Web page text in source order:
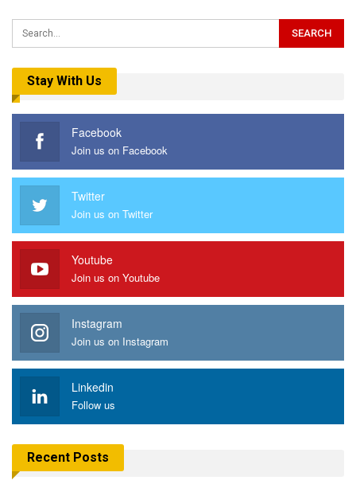
Stay With Us
Facebook
Join us on Facebook
Twitter
Join us on Twitter
Youtube
Join us on Youtube
Instagram
Join us on Instagram
Linkedin
Follow us
Recent Posts